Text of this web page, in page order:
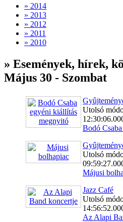
» 2014
» 2013
» 2012
» 2011
» 2010
» Események, hírek,
Május 30 - Szombat
Utolsó
Bodó
Utolsó
Májusi
Jazz Café
Utolsó
Az Alapi